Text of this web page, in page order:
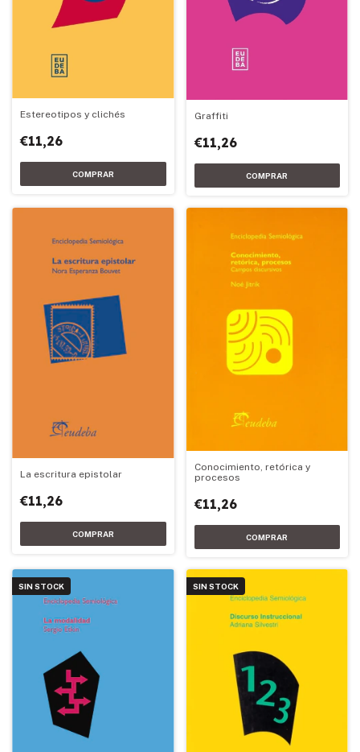
Estereotipos y clichés
€11,26
Graffiti
€11,26
La escritura epistolar
€11,26
Conocimiento, retórica y
procesos
€11,26
SIN STOCK SIN STOCK